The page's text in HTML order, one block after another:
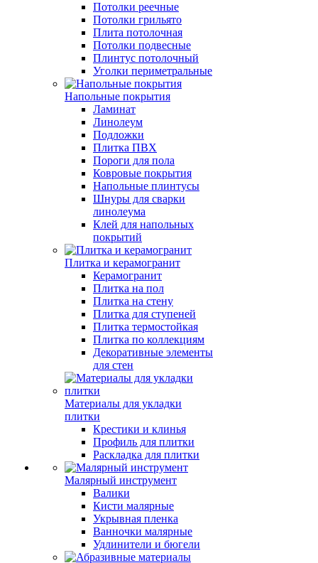
Потолки реечные
Потолки грильято
Плита потолочная
Потолки подвесные
Плинтус потолочный
Уголки периметральные
Напольные покрытия
Ламинат
Линолеум
Подложки
Плитка ПВХ
Пороги для пола
Ковровые покрытия
Напольные плинтусы
Шнуры для сварки
линолеума
Клей для напольных
покрытий
Плитка и керамогранит
Керамогранит
Плитка на пол
Плитка на стену
Плитка для ступеней
Плитка термостойкая
Плитка по коллекциям
Декоративные элементы
для стен
Материалы для укладки
плитки
Крестики и клинья
Профиль для плитки
Раскладка для плитки
Малярный инструмент
Валики
Кисти малярные
Укрывная пленка
Ванночки малярные
Удлинители и бюгели